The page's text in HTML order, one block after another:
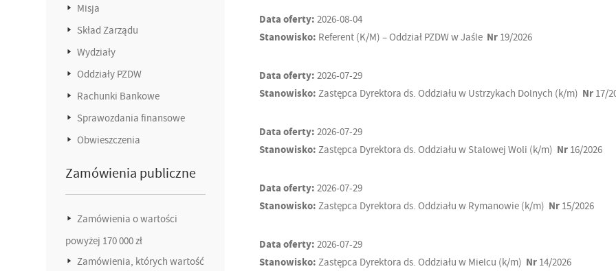
Misja
Skład Zarządu
Wydziały
Oddziały PZDW
Rachunki Bankowe
Sprawozdania finansowe
Obwieszczenia
Zamówienia publiczne
Zamówienia o wartości
powyżej 170 000 zł
Zamówienia, których wartość
Data oferty: 2026-08-04
Stanowisko: Referent (K/M) – Oddział PZDW w Jaśle Nr19/2026
Data oferty: 2026-07-29
Stanowisko: Zastępca Dyrektora ds. Oddziału w Ustrzykach Dolnych (k/m) Nr17/
Data oferty: 2026-07-29
Stanowisko: Zastępca Dyrektora ds. Oddziału w Stalowej Woli (k/m) Nr16/2026
Data oferty: 2026-07-29
Stanowisko: Zastępca Dyrektora ds. Oddziału w Rymanowie (k/m) Nr15/2026
Data oferty: 2026-07-29
Stanowisko: Zastępca Dyrektora ds. Oddziału w Mielcu (k/m) Nr14/2026